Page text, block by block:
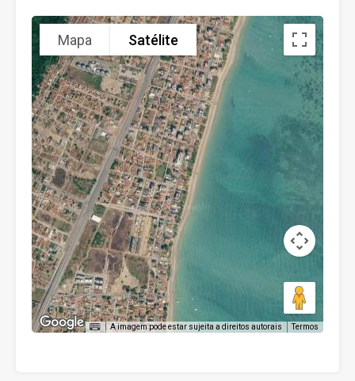
Mapa Satélite
A imagem pode estar sujeita a direitos autorais Termos